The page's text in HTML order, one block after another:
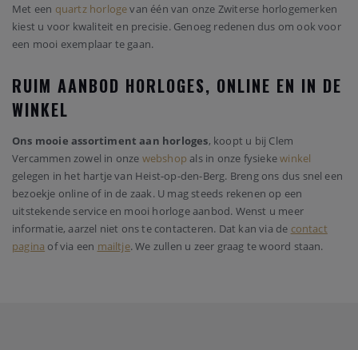
Met een quartz horlogevan één van onze Zwiterse horlogemerken
kiest u voor kwaliteit en precisie. Genoeg redenen dus om ook voor
een mooi exemplaar te gaan.
RUIM AANBOD HORLOGES, ONLINE EN IN DE
WINKEL
Ons mooie assortiment aan horloges, koopt u bij Clem
Vercammen zowel in onze webshop als in onze fysiekewinkel
gelegen in het hartje van Heist-op-den-Berg. Breng ons dus snel een
bezoekje online of in de zaak. U mag steeds rekenen op een
uitstekende service en mooi horloge aanbod. Wenst u meer
informatie, aarzel niet ons te contacteren. Dat kan via de contact
pagina of via een mailtje. We zullen u zeer graag te woord staan.